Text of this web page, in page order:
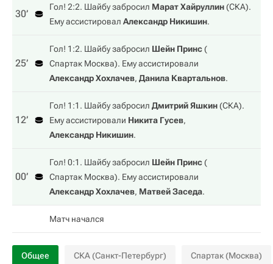
30‎’‎
Гол! 2:2. Шайбу забросил Марат Хайруллин(СКА).
Ему ассистировал Александр Никишин.
25‎’‎
Гол! 1:2. Шайбу забросил Шейн Принс(
Спартак Москва). Ему ассистировали
Александр Хохлачев, Данила Квартальнов.
12‎’‎
Гол! 1:1. Шайбу забросил Дмитрий Яшкин(СКА).
Ему ассистировали Никита Гусев,
Александр Никишин.
00‎’‎
Гол! 0:1. Шайбу забросил Шейн Принс(
Спартак Москва). Ему ассистировали
Александр Хохлачев, Матвей Заседа.
Матч начался
Общее СКА (Санкт-Петербург) Спартак (Москва)